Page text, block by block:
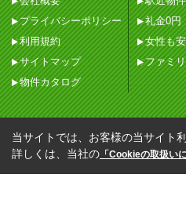
プライバシーポリシー
利用規約
サイトマップ
物件カタログ
礼金0円
女性も
ファミ
当サイトでは、お客様の当サイト
詳しくは、当社の 「Cookieの取扱い